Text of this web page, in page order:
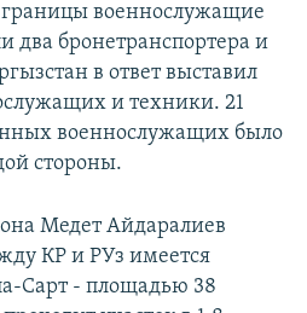
военнослужащие
два бронетранспортера и
в ответ выставил
и техники. 21
военнослужащих было
стороны.
Медет Айдаралиев
КР и РУз имеется
Сарт - площадью 38